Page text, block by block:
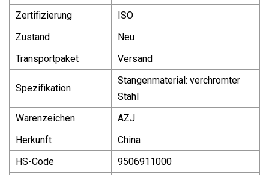
Zertifizierung
ISO
Zustand
Neu
Transportpaket
Versand
Spezifikation
Stangenmaterial: verchromter
Stahl
Warenzeichen
AZJ
Herkunft
China
HS-Code
9506911000